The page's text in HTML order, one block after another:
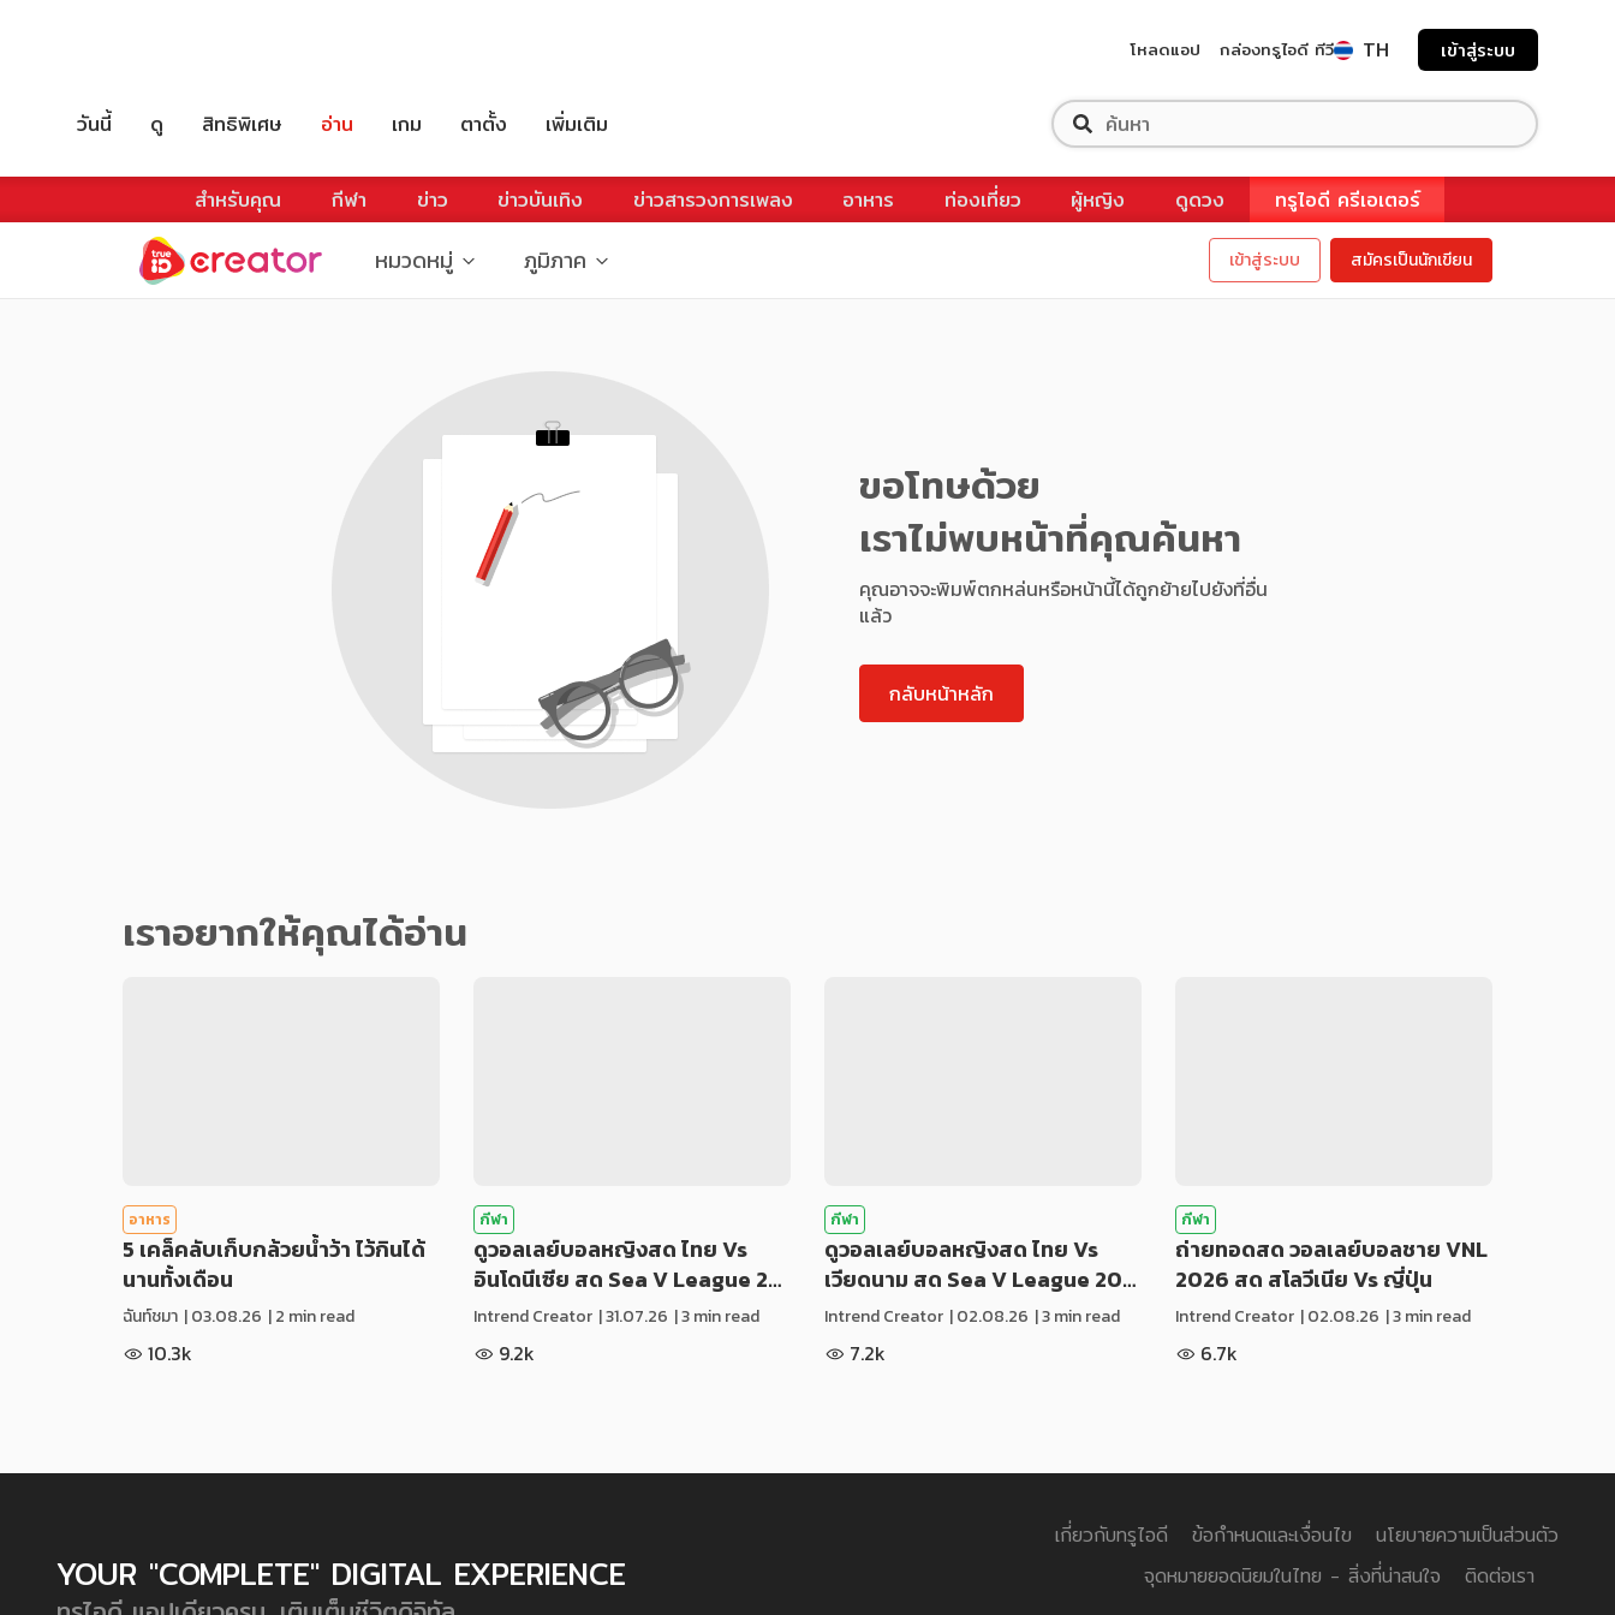
โหลดแอป กล่องทรูไอดี ทีวี TH เข้าสู่ระบบ
วันนี้ ดู สิทธิพิเศษ อ่าน เกม ตาตั้ง เพิ่มเติม
สำหรับคุณ กีฬา ข่าว ข่าวบันเทิง ข่าวสารวงการเพลง อาหาร ท่องเที่ยว ผู้หญิง ดูดวง ทรูไอดี ครีเอเตอร์
หมวดหมู่ ภูมิภาค เข้าสู่ระบบ สมัครเป็นนักเขียน
ขอโทษด้วย
เราไม่พบหน้าที่คุณค้นหา
คุณอาจจะพิมพ์ตกหล่นหรือหน้านี้ได้ถูกย้ายไปยังที่อื่น
แล้ว
กลับหน้าหลัก
เราอยากให้คุณได้อ่าน
อาหาร
5 เคล็คลับเก็บกล้วยน้ำว้า ไว้กินได้
นานทั้งเดือน
ฉันท์ชมา |03.08.26 | 2 min read
10.3k
กีฬา
ดูวอลเลย์บอลหญิงสด ไทย Vs
อินโดนีเซีย สด Sea V League 2…
Intrend Creator |31.07.26 | 3 min read
9.2k
กีฬา
ดูวอลเลย์บอลหญิงสด ไทย Vs
เวียดนาม สด Sea V League 20…
Intrend Creator |02.08.26 | 3 min read
7.2k
กีฬา
ถ่ายทอดสด วอลเลย์บอลชาย VNL
2026 สด สโลวีเนีย Vs ญี่ปุ่น
Intrend Creator |02.08.26 | 3 min read
6.7k
YOUR "COMPLETE" DIGITAL EXPERIENCE
เกี่ยวกับทรูไอดี ข้อกำหนดและเงื่อนไข
นโยบายความเป็นส่วนตัว
จุดหมายยอดนิยมในไทย - สิ่งที่น่าสนใจ
ติดต่อเรา